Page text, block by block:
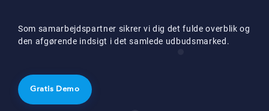
Som samarbejdspartner sikrer vi dig det fulde overblik og
den afgørende indsigt i det samlede udbudsmarked.
Gratis Demo